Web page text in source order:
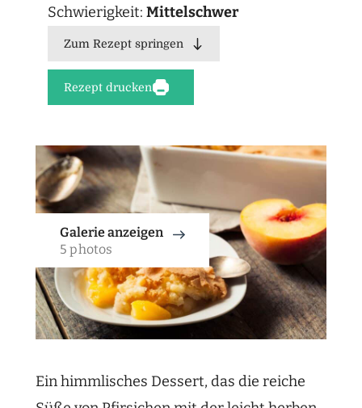
Schwierigkeit: Mittelschwer
Zum Rezept springen
Rezept drucken
Galerie anzeigen
5 photos
Ein himmlisches Dessert, das die reiche